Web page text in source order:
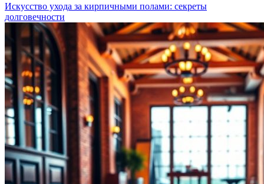
Искусство ухода за кирпичными полами: секреты
долговечности